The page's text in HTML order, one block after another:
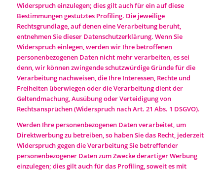
Widerspruch einzulegen; dies gilt auch für ein auf diese
Bestimmungen gestütztes Profiling. Die jeweilige
Rechtsgrundlage, auf denen eine Verarbeitung beruht,
entnehmen Sie dieser Datenschutzerklärung. Wenn Sie
Widerspruch einlegen, werden wir Ihre betroffenen
personenbezogenen Daten nicht mehr verarbeiten, es sei
denn, wir können zwingende schutzwürdige Gründe für die
Verarbeitung nachweisen, die Ihre Interessen, Rechte und
Freiheiten überwiegen oder die Verarbeitung dient der
Geltendmachung, Ausübung oder Verteidigung von
Rechtsansprüchen (Widerspruch nach Art. 21 Abs. 1 DSGVO).
Werden Ihre personenbezogenen Daten verarbeitet, um
Direktwerbung zu betreiben, so haben Sie das Recht, jederzeit
Widerspruch gegen die Verarbeitung Sie betreffender
personenbezogener Daten zum Zwecke derartiger Werbung
einzulegen; dies gilt auch für das Profiling, soweit es mit